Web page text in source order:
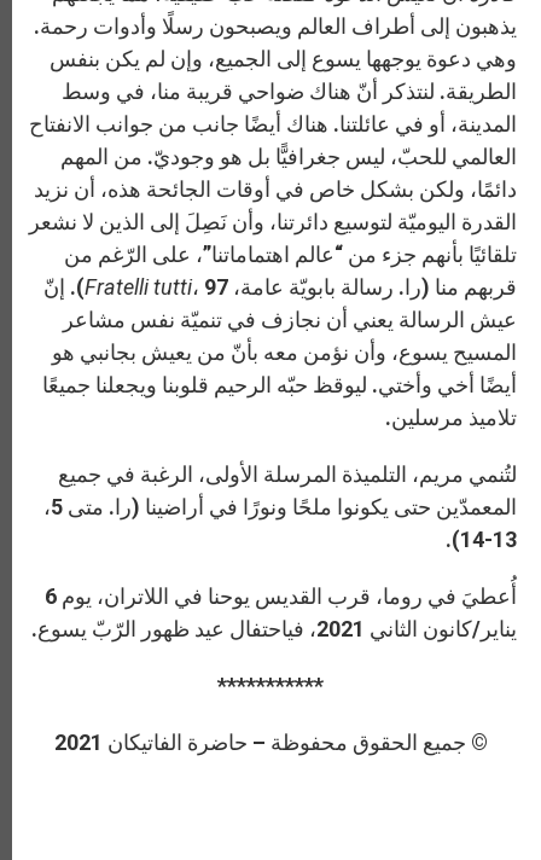
يذهبون إلى أطراف العالم ويصبحون رسلًا وأدوات رحمة.
وهي دعوة يوجهها يسوع إلى الجميع، وإن لم يكن بنفس
الطريقة. لنتذكر أنّ هناك ضواحي قريبة منا، في وسط
المدينة، أو في عائلتنا. هناك أيضًا جانب من جوانب الانفتاح
العالمي للحبّ، ليس جغرافيًّا بل هو وجوديّ. من المهم
دائمًا، ولكن بشكل خاص في أوقات الجائحة هذه، أن نزيد
القدرة اليوميّة لتوسيع دائرتنا، وأن نَصِلَ إلى الذين لا نشعر
تلقائيًا بأنهم جزء من “عالم اهتماماتنا”، على الرّغم من
قربهم منا (را. رسالة بابويّة عامة،
Fratelli tutti، 97). إنّ
عيش الرسالة يعني أن نجازف في تنميّة نفس مشاعر
المسيح يسوع، وأن نؤمن معه بأنّ من يعيش بجانبي هو
أيضًا أخي وأختي. ليوقظ حبّه الرحيم قلوبنا ويجعلنا جميعًا
تلاميذ مرسلين.
لتُنمي مريم، التلميذة المرسلة الأولى، الرغبة في جميع
المعمدّين حتى يكونوا ملحًا ونورًا في أراضينا (را. متى 5،
13-14).
أُعطيَ في روما، قرب القديس يوحنا في اللاتران، يوم 6
يناير/كانون الثاني 2021، فياحتفال عيد ظهور الرّبّ يسوع.
***********
© جميع الحقوق محفوظة – حاضرة الفاتيكان 2021